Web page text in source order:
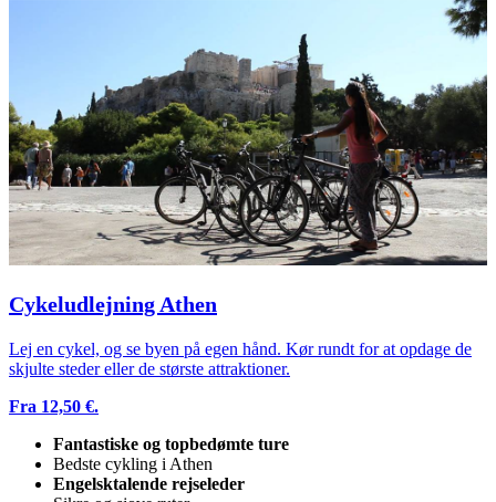
Cykeludlejning Athen
Lej en cykel, og se byen på egen hånd. Kør rundt for at opdage de
skjulte steder eller de største attraktioner.
Fra 12,50 €.
Fantastiske og topbedømte ture
Bedste cykling i Athen
Engelsktalende rejseleder